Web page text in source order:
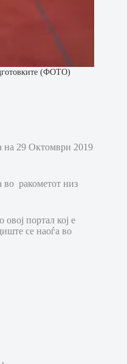
(ФОТО)
на 29 Октомври 2019
во ракометот низ
портал кој е
се наоѓа во